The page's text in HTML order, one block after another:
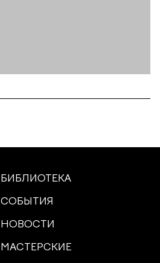
БИБЛИОТЕКА
СОБЫТИЯ
НОВОСТИ
МАСТЕРСКИЕ